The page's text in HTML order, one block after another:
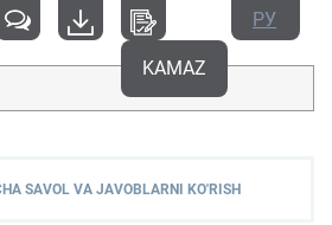
KAMAZ
РУ
SAVOL VA JAVOBLARNI KO'RISH